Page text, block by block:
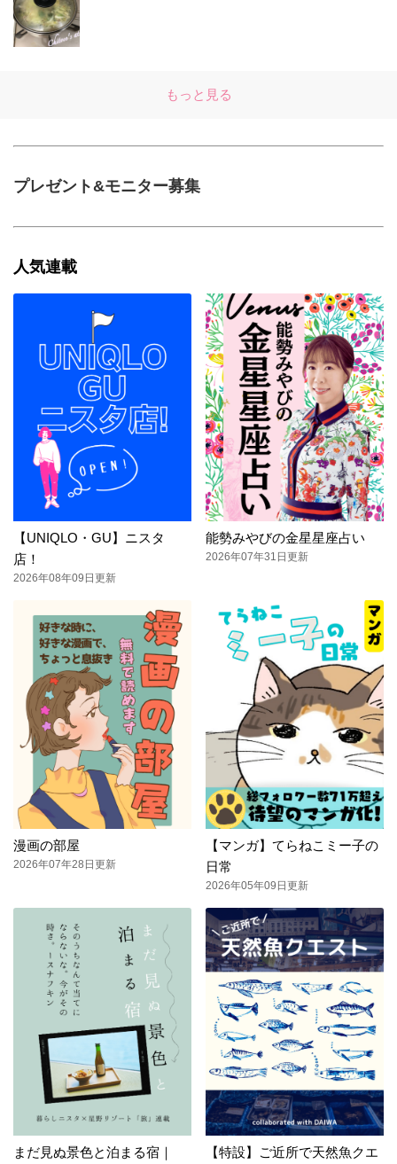
もっと見る
プレゼント&モニター募集
人気連載
【UNIQLO・GU】ニスタ
店！
2026年08年09日更新
能勢みやびの金星星座占い
2026年07年31日更新
漫画の部屋
2026年07年28日更新
【マンガ】てらねこミー子の
日常
2026年05年09日更新
まだ見ぬ景色と泊まる宿｜ 【特設】ご近所で天然魚クエ